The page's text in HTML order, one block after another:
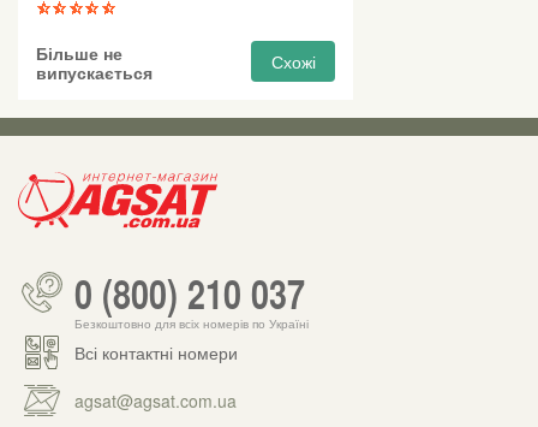
Більше не
випускається
Схожі
0 (800) 210 037
Безкоштовно для всіх номерів по Україні
Всі контактні номери
agsat@agsat.com.ua